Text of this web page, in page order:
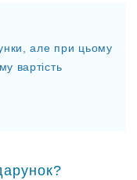
але при цьому
вартість